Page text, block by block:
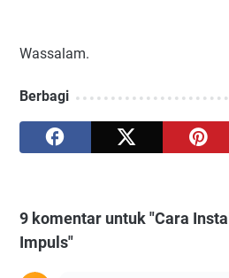
Wassalam.
Berbagi
9 komentar untuk "Cara
Impuls"